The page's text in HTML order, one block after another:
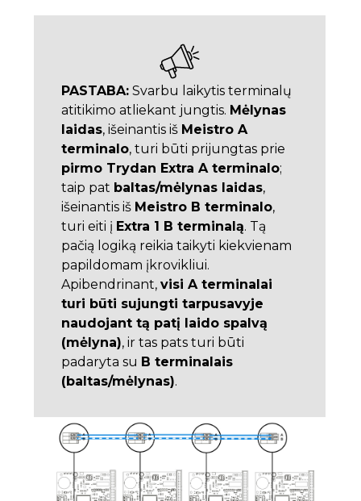
PASTABA: Svarbu laikytis terminalų
atitikimo atliekant jungtis. Mėlynas
laidas, išeinantis iš Meistro A
terminalo, turi būti prijungtas prie
pirmo Trydan Extra A terminalo;
taip pat baltas/mėlynas laidas,
išeinantis iš Meistro B terminalo,
turi eiti į Extra 1 B terminalą. Tą
pačią logiką reikia taikyti kiekvienam
papildomam įkrovikliui.
Apibendrinant, visi A terminalai
turi būti sujungti tarpusavyje
naudojant tą patį laido spalvą
(mėlyna), ir tas pats turi būti
padaryta su B terminalais
(baltas/mėlynas).